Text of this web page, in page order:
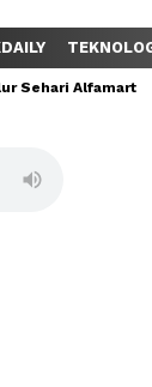
Sehari